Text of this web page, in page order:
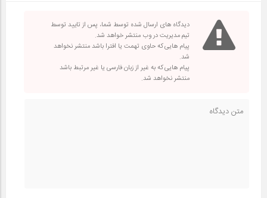
دیدگاه های ارسال شده توسط شما، پس از تایید توسط
تیم مدیریت در وب منتشر خواهد شد.
پیام هایی که حاوی تهمت یا افترا باشد منتشر نخواهد
شد.
پیام هایی که به غیر از زبان فارسی یا غیر مرتبط باشد
منتشر نخواهد شد.